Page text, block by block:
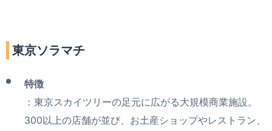
東京ソラマチ
特徴
：東京スカイツリーの足元に広がる大規模商業施設。
300以上の店舗が並び、お土産ショップやレストラン、